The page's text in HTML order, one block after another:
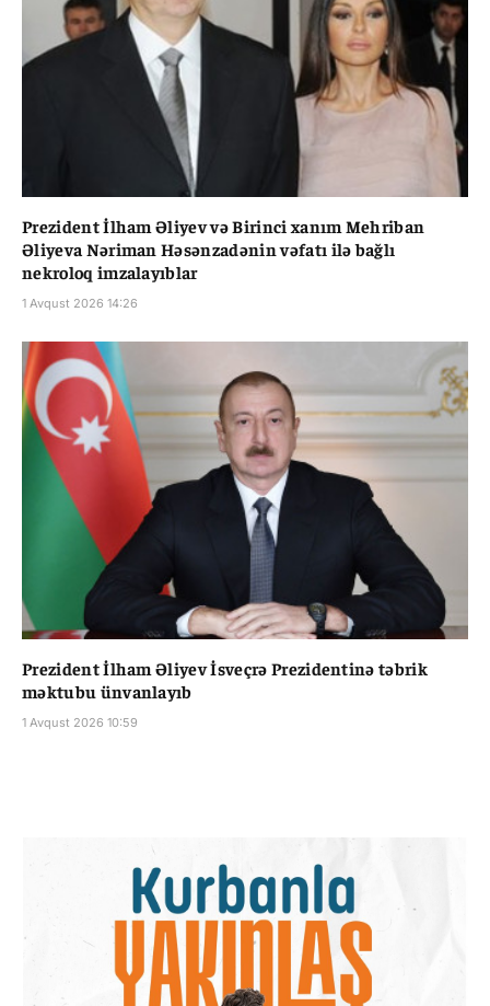
Prezident İlham Əliyev və Birinci xanım Mehriban
Əliyeva Nəriman Həsənzadənin vəfatı ilə bağlı
nekroloq imzalayıblar
1 Avqust 2026 14:26
Prezident İlham Əliyev İsveçrə Prezidentinə təbrik
məktubu ünvanlayıb
1 Avqust 2026 10:59